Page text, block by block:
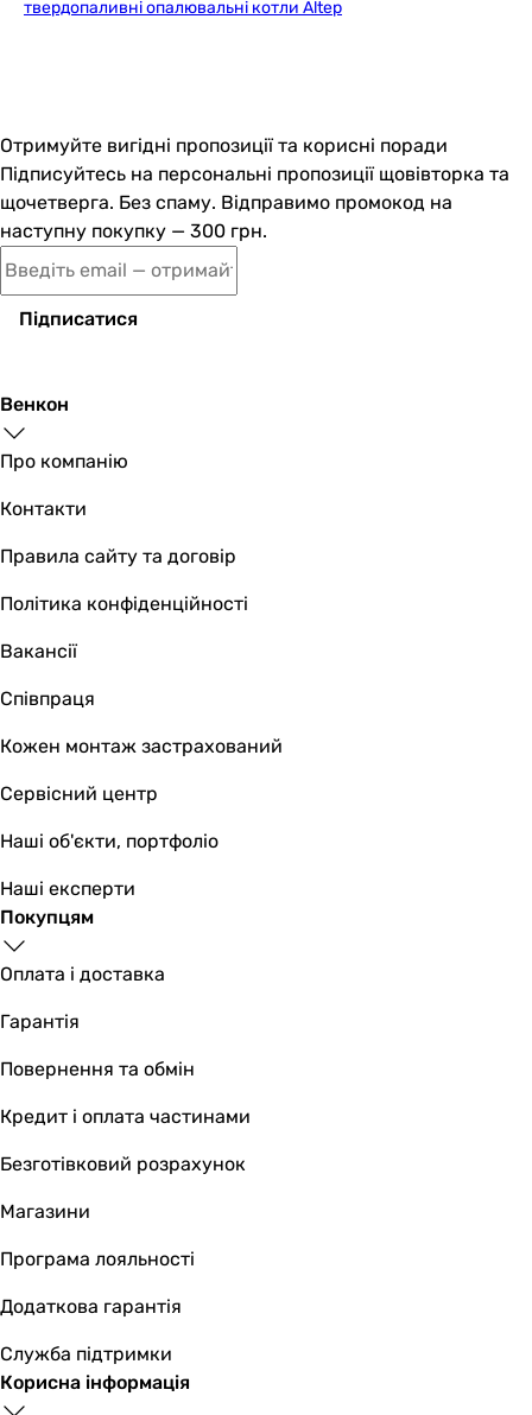
виробником.
Кількість контурів
-
160 Вт
Вихід димових газів
ззаду
ззаду
Матеріал облицювання
сталь
сталь
сталь
Матеріал теплообмінника
сталь
Температура відхідних газів (від, до)
100, 180 °C
100, 180 °C
85 °C
85 °C
Максимально допустимий тиск
-
Діаметр патрубка робочої води
-
Товщина стінки теплообмінника
6 мм
6 мм
Площа теплообмінної поверхні
4.7 м²
Довжина камери згоряння
630 мм
600 мм
-
-
170 л
Водяна ємність котельного агрегату
220 л
200 л
Особливості моделі
твердопаливні опалювальні котли Altep
Отримуйте вигідні пропозиції та корисні поради
Підписуйтесь на персональні пропозиції щовівторка та
щочетверга. Без спаму. Відправимо промокод на
наступну покупку — 300 грн.
Підписатися
Венкон
Про компанію
Контакти
Правила сайту та договір
Політика конфіденційності
Вакансії
Співпраця
Кожен монтаж застрахований
Сервісний центр
Наші об'єкти, портфоліо
Наші експерти
Покупцям
Оплата і доставка
Гарантія
Повернення та обмін
Кредит і оплата частинами
Безготівковий розрахунок
Магазини
Програма лояльності
Додаткова гарантія
Служба підтримки
Корисна інформація